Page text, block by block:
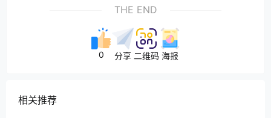
THE END
0 分享 二维码 海报
相关推荐